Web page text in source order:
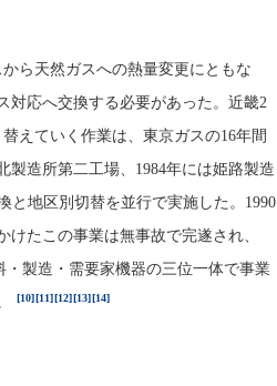
ら天然ガスへの熱量変更にともな
対応へ交換する必要があった。近畿2
えていく作業は、東京ガスの16年間
製造所第二工場、1984年には姫路製造
と地区別切替を並行で実施した。1990
たこの事業は無事故で完遂され、
・製造・需要家機器の三位一体で事業
[10][11][12][13][14]